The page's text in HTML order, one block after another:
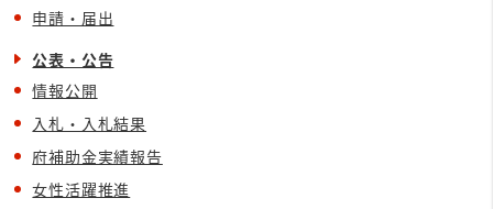
申請・届出
公表・公告
情報公開
入札・入札結果
府補助金実績報告
女性活躍推進